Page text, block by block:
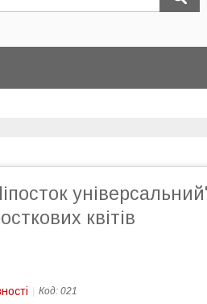
квітів
Код: 021